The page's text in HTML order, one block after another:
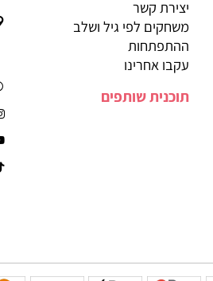
ביטול עסקה
משלוחים
הצהרת נגישות
יצירת קשר
משחקים לפי גיל ושלב